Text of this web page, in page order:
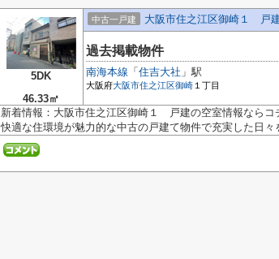
5DK
46.33㎡
中古一戸建 大阪市住之江区御崎１ 戸
過去掲載物件
南海本線 「 住吉大社 」駅
大阪府大阪市住之江区御崎 １丁目
新着情報：大阪市住之江区御崎１ 戸建の空室情報ならコ
快適な住環境が魅力的な中古の戸建て物件で充実した日